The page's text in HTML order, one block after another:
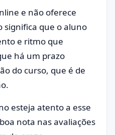
e não oferece
significa que o aluno
e ritmo que
há um prazo
do curso, que é de
esteja atento a esse
nota nas avaliações